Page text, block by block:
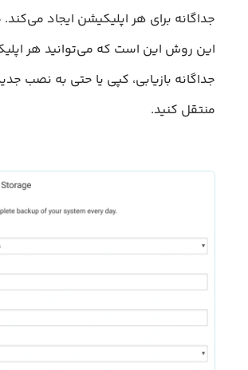
جداگانه برای هر اپلیکیشن ایجاد
این روش این است که می‌توانید هر
منتقل کنید.